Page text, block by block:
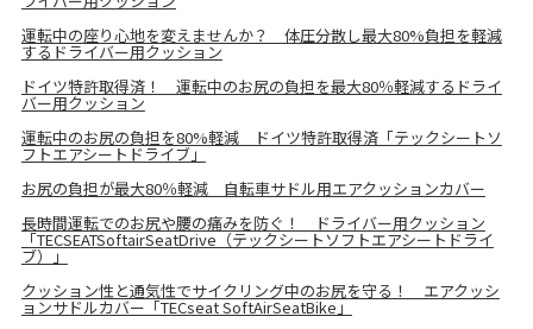
運転中の座り心地を変えませんか？ 体圧分散し最大80%負担を軽減
するドライバー用クッション
ドイツ特許取得済！ 運転中のお尻の負担を最大80％軽減するドライ
バー用クッション
運転中のお尻の負担を80%軽減 ドイツ特許取得済「テックシートソ
フトエアシートドライブ」
お尻の負担が最大80％軽減 自転車サドル用エアクッションカバー
長時間運転でのお尻や腰の痛みを防ぐ！ ドライバー用クッション
「TECSEATSoftairSeatDrive（テックシートソフトエアシートドライ
ブ）」
クッション性と通気性でサイクリング中のお尻を守る！ エアクッシ
ョンサドルカバー「TECseat SoftAirSeatBike」